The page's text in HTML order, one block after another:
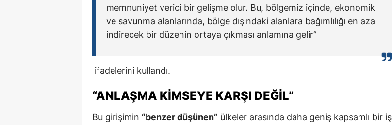
memnuniyet verici bir gelişme olur. Bu, bölgemiz içinde, ekonomik
ve savunma alanlarında, bölge dışındaki alanlara bağımlılığı en aza
indirecek bir düzenin ortaya çıkması anlamına gelir”
ifadelerini kullandı.
“ANLAŞMA KİMSEYE KARŞI DEĞİL”
Bu girişimin “benzer düşünen” ülkeler arasında daha geniş kapsamlı bir iş